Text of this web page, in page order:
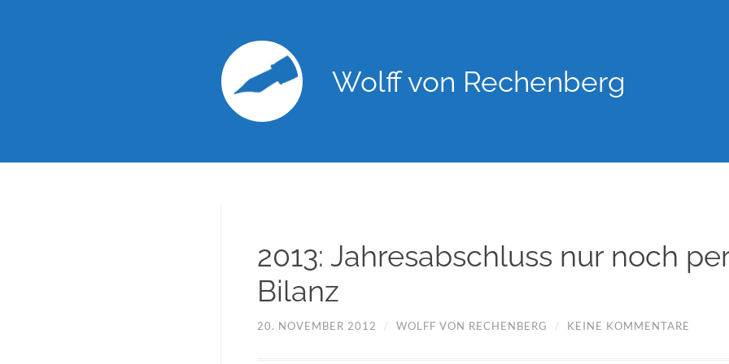
Wolff von Rechenberg
2013: Jahresabschluss nur noch
Bilanz
20. NOVEMBER 2012 / WOLFF VON RECHENBERG / KEINE KOMMENTARE